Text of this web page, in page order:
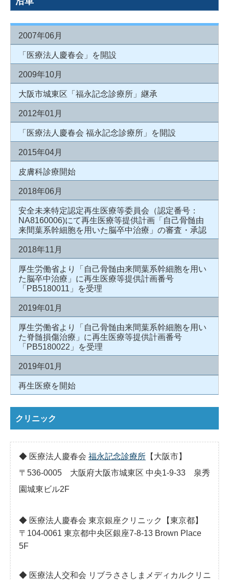
2007年06月
「医療法人慶春会」を開設
2009年10月
大阪市城東区「福永記念診療所」継承
2012年01月
「医療法人慶春会 福永記念診療所」を開設
2015年04月
皮膚科診療開始
2018年06月
安全未来特定認定再生医療等委員会（認定番号：
NA8160006)にて再生医療等提供計画「自己骨髄由
来間葉系幹細胞を用いた脳卒中治療」の審査・承認
2018年11月
厚生労働省より「自己骨髄由来間葉系幹細胞を用い
た脳卒中治療」に再生医療等提供計画番号
「PB5180011」を受理
2019年01月
厚生労働省より「自己骨髄由来間葉系幹細胞を用い
た脊髄損傷治療」に再生医療等提供計画番号
「PB5180022」を受理
2019年01月
再生医療を開始
クリニック
◆ 医療法人慶春会 福永記念診療所 【大阪市】
〒536-0005 大阪府大阪市城東区 中央1-9-33 泉秀
園城東ビル2F
◆ 医療法人慶春会 東京銀座クリニック【東京都】
〒104-0061 東京都中央区銀座7-8-13 Brown Place
5F
◆ 医療法人交和会 リブラささしまメディカルクリニ